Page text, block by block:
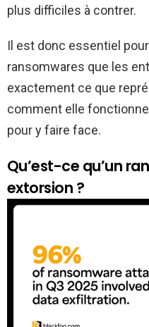
plus difficiles à contrer.
Il est donc essentiel
ransomwares que les
exactement ce que
comment elle
pour y faire face.
Qu’est-ce qu’un
extorsion ?